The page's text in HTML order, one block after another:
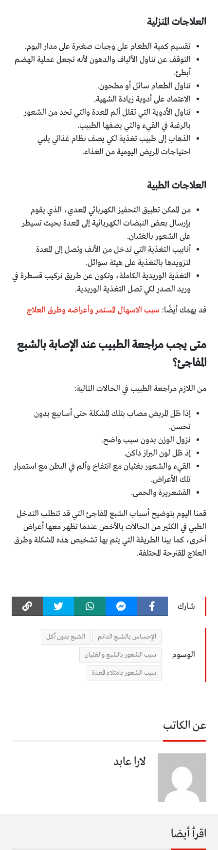
العلاجات المنزلية
تقسيم كمية الطعام على وجبات صغيرة على مدار اليوم.
التوقف عن تناول الألياف والدهون لأنه تجعل عملية الهضم
أبطئ.
تناول الطعام سائل أو مطحون.
الاعتماد على أدوية زيادة الشهية.
تناول الأدوية التي تقلل ألم المعدة والتي تحد من الشعور
بالرغبة في القيء والتي يصفها الطبيب.
الذهاب إلى طبيب تغذية لكي يصف نظام غذائي يلبي
احتياجات المريض اليومية من الغذاء.
العلاجات الطبية
من الممكن تطبيق التحفيز الكهربائي المعدي، الذي يقوم
بإرسال بعض النبضات الكهربائية إلى المعدة بحيث تسيطر
على الشعور بالغثيان.
أنابيب التغذية التي تدخل من الأنف وتصل إلى المعدة
لتزويدها بالتغذية على هيئة سوائل.
التغذية الوريدية الكاملة، وتكون عن طريق تركيب قسطرة في
وريد الصدر لكي تصل التغذية الوريدية.
قد يهمك أيضًا: سبب الاسهال المستمر وأعراضه وطرق العلاج
متى يجب مراجعة الطبيب عند الإصابة بالشبع
المفاجئ؟
من اللازم مراجعة الطبيب في الحالات التالية:
إذا ظل المريض مصاب بتلك المشكلة حتى أسابيع بدون
تحسن.
نزول الوزن بدون سبب واضح.
إذ ظل لون البراز داكن.
القيء والشعور بغثيان مع انتفاخ وألم في البطن مع استمرار
تلك الأعراض.
القشعريرة والحمى.
قمنا اليوم بتوضيح أسباب الشبع المفاجئ التي قد تتطلب التدخل
الطبي في الكثير من الحالات بالأخص عندما تظهر معها أعراض
أخرى، كما بينا الطريقة التي يتم بها تشخيص هذه المشكلة وطرق
العلاج المقترحة المختلفة.
شارك
الوسوم
الإحساس بالشبع الدائم الشبع بدون أكل
سبب الشعور بالشبع والغثيان
سبب الشعور بامتلاء المعدة
عن الكاتب
لارا عابد
اقرأ أيضا